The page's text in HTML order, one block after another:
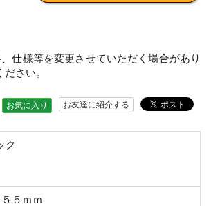
仕様等を変更させていただく場合があり
さい。
お友達に紹介する
お気に入り
ク
５ｍｍ